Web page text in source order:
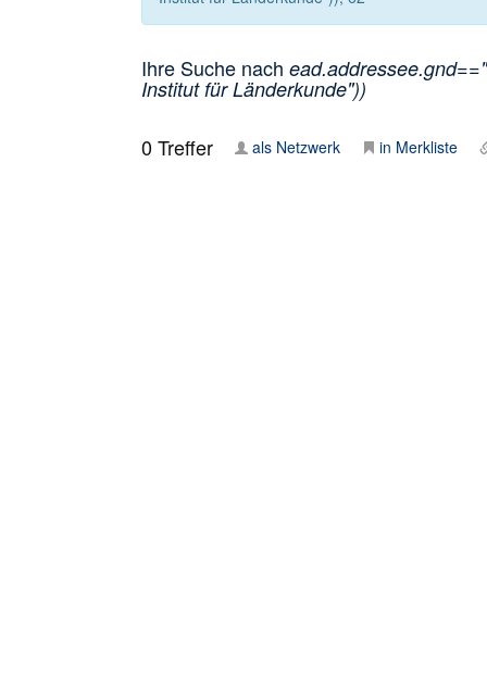
Ihre Suche nach
Institut für Länderkunde"))
0Treffer als Netzwerk in Merkliste